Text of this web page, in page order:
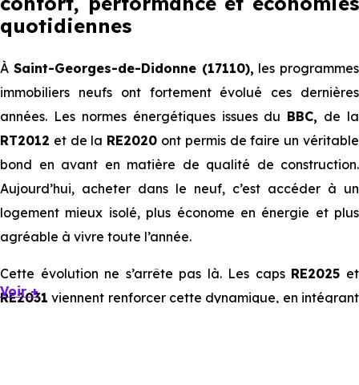
quotidiennes
À Saint-Georges-de-Didonne (17110), les programmes
immobiliers neufs ont fortement évolué ces dernières
années. Les normes énergétiques issues du BBC, de la
RT2012 et de la RE2020 ont permis de faire un véritable
bond en avant en matière de qualité de construction.
Aujourd’hui, acheter dans le neuf, c’est accéder à un
logement mieux isolé, plus économe en énergie et plus
agréable à vivre toute l’année.
Cette évolution ne s’arrête pas là. Les caps RE2025 et
RE2031 viennent renforcer cette dynamique, en intégrant
Voir +